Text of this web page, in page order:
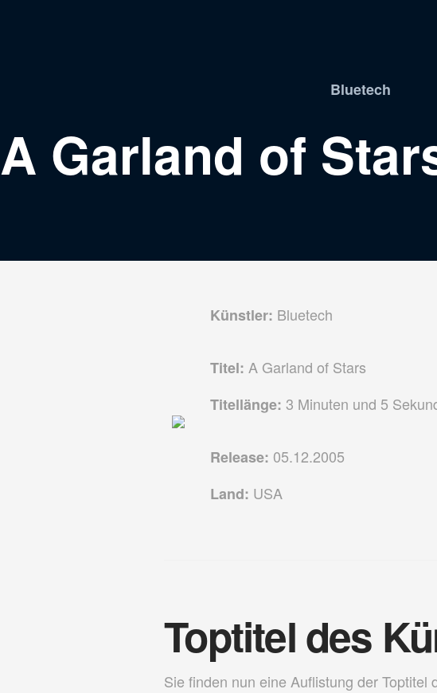
Bluetech
A Garland of
Künstler: Bluetech
Titel: A Garland of Stars
Titellänge: 3 Minuten und 5
Release: 05.12.2005
Land: USA
Toptitel des
Sie finden nun eine Auflistung der Toptitel